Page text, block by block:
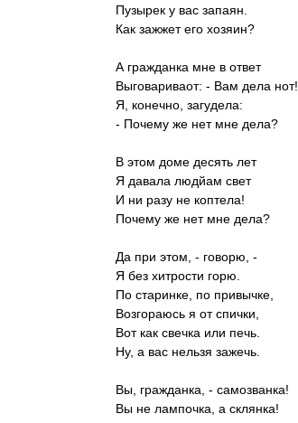
Пузырек у вас запаян.
Как зажжет его хозяин?
А гражданка мне в ответ
Выговариваот: - Вам дела нот!
Я, конечно, загудела:
- Почему же нет мне дела?
В этом доме десять лет
Я давала людйам свет
И ни разу не коптела!
Почему же нет мне дела?
Да при этом, - говорю, -
Я без хитрости горю.
По старинке, по привычке,
Возгораюсь я от спички,
Вот как свечка или печь.
Ну, а вас нельзя зажечь.
Вы, гражданка, - самозванка!
Вы не лампочка, а склянка!